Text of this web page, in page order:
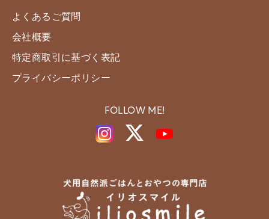
よくあるご質問
会社概要
特定商取引に基づく表記
プライバシーポリシー
FOLLOW ME!